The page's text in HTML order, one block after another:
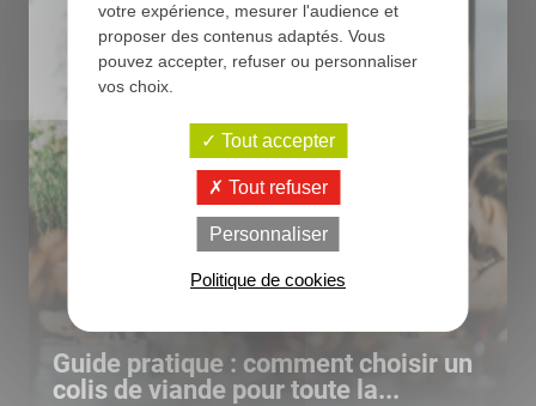
Guide pratique : comment choisir un
colis de viande pour toute la...
votre expérience, mesurer l'audience et
proposer des contenus adaptés. Vous
pouvez accepter, refuser ou personnaliser
vos choix.
Tout accepter
Tout refuser
Personnaliser
Politique de cookies